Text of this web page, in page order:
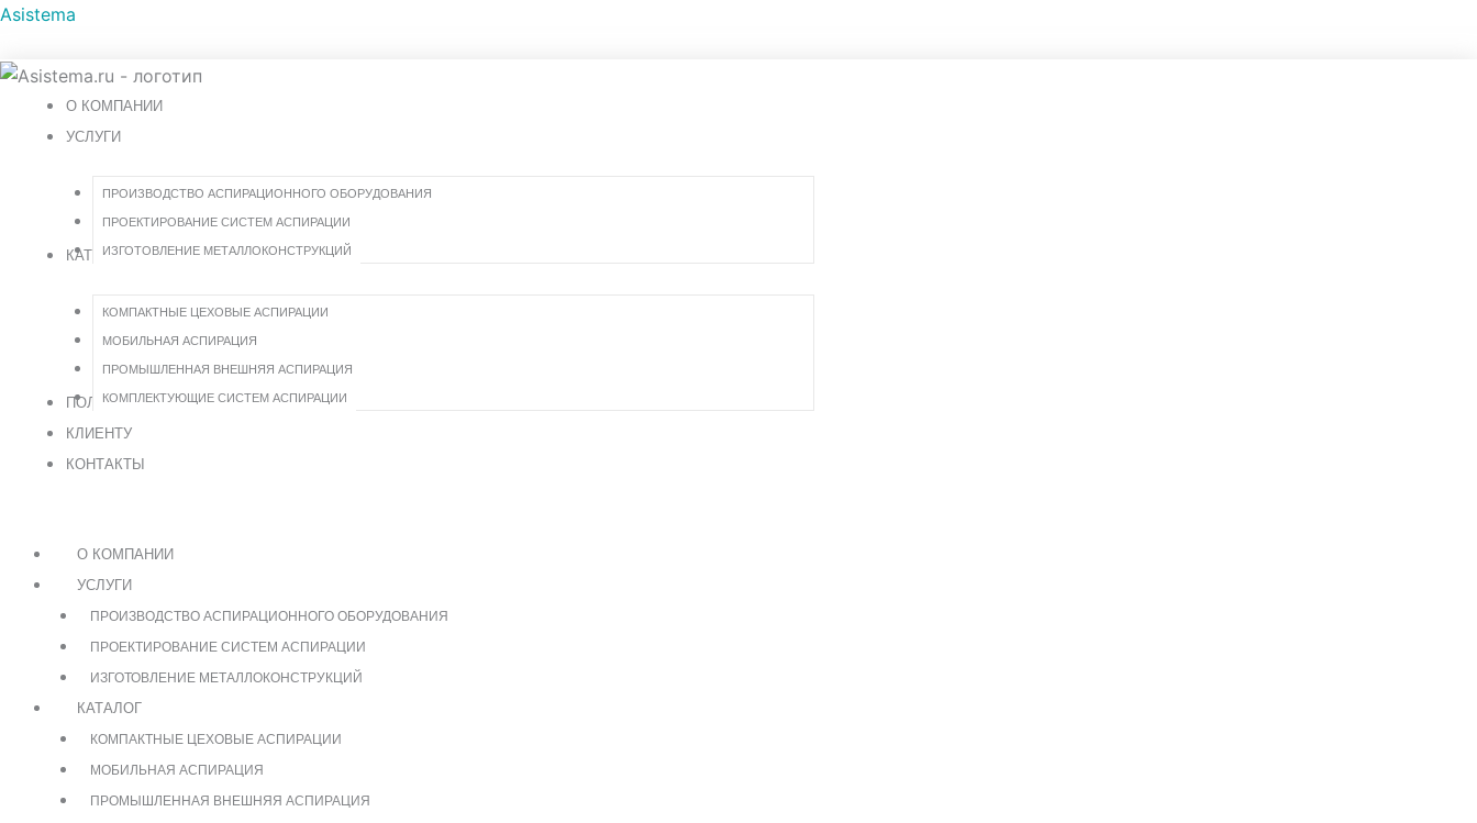
Asistema
О КОМПАНИИ
УСЛУГИ
ПРОИЗВОДСТВО АСПИРАЦИОННОГО ОБОРУДОВАНИЯ
ПРОЕКТИРОВАНИЕ СИСТЕМ АСПИРАЦИИ
ИЗГОТОВЛЕНИЕ МЕТАЛЛОКОНСТРУКЦИЙ
КАТАЛОГ
КОМПАКТНЫЕ ЦЕХОВЫЕ АСПИРАЦИИ
МОБИЛЬНАЯ АСПИРАЦИЯ
ПРОМЫШЛЕННАЯ ВНЕШНЯЯ АСПИРАЦИЯ
КОМПЛЕКТУЮЩИЕ СИСТЕМ АСПИРАЦИИ
ПОЛЕЗНАЯ ИНФОРМАЦИЯ
КЛИЕНТУ
КОНТАКТЫ
О КОМПАНИИ
УСЛУГИ
ПРОИЗВОДСТВО АСПИРАЦИОННОГО ОБОРУДОВАНИЯ
ПРОЕКТИРОВАНИЕ СИСТЕМ АСПИРАЦИИ
ИЗГОТОВЛЕНИЕ МЕТАЛЛОКОНСТРУКЦИЙ
КАТАЛОГ
КОМПАКТНЫЕ ЦЕХОВЫЕ АСПИРАЦИИ
МОБИЛЬНАЯ АСПИРАЦИЯ
ПРОМЫШЛЕННАЯ ВНЕШНЯЯ АСПИРАЦИЯ